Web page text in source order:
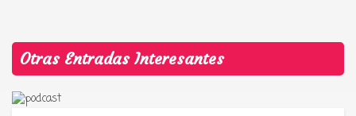
Otras Entradas Interesantes